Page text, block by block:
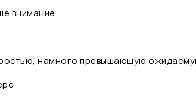
внимание.
намного превышающую